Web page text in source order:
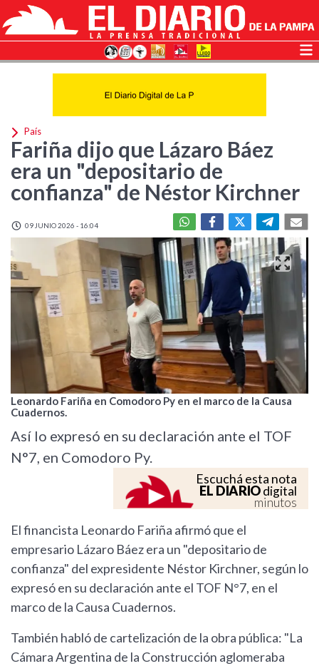
País
Fariña dijo que Lázaro Báez
era un "depositario de
confianza" de Néstor Kirchner
09 JUNIO 2026 - 16:04
Leonardo Fariña en Comodoro Py en el marco de la Causa
Cuadernos.
Así lo expresó en su declaración ante el TOF
N°7, en Comodoro Py.
Escuchá esta nota
EL DIARIOdigital
minutos
El financista Leonardo Fariña afirmó que el
empresario Lázaro Báez era un "depositario de
confianza" del expresidente Néstor Kirchner, según lo
expresó en su declaración ante el TOF N°7, en el
marco de la Causa Cuadernos.
También habló de cartelización de la obra pública: "La
Cámara Argentina de la Construcción aglomeraba